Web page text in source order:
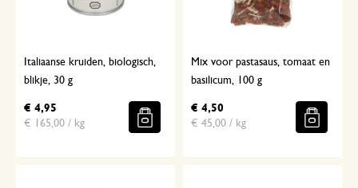
Italiaanse kruiden, biologisch,
blikje, 30 g
€ 4,95
€ 165,00 / kg
Mix voor pastasaus, tomaat en
basilicum, 100 g
€ 4,50
€ 45,00 / kg